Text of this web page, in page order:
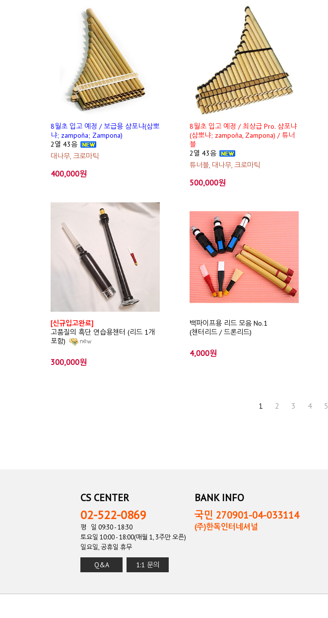
8월초 입고 예정 / 보급용 샴포냐(삼뽀
냐; zampoña; Zampona)
2열 43음
대나무, 크로마틱
400,000원
8월초 입고 예정 / 최상급 Pro. 샴포냐
(삼뽀냐; zampoña, Zampona) / 튜너
블
2열 43음
튜너블, 대나무, 크로마틱
500,000원
[신규입고완료]
고품질의 흑단 연습용챈터 (리드 1개
포함)
300,000원
백파이프용 리드 모음 No.1
(챈터리드 / 드론리드)
4,000원
1 2 3 4 5
CS CENTER
02-522-0869
평 일 09:30 - 18:30
토요일 10:00 - 18:00(매월 1, 3주만 오픈)
일요일, 공휴일 휴무
Q&A 1:1 문의
BANK INFO
국민 270901-04-033114
(주)한독인터네셔널